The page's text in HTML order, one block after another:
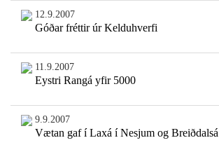
12.9.2007
Góðar fréttir úr Kelduhverfi
11.9.2007
Eystri Rangá yfir 5000
9.9.2007
Vætan gaf í Laxá í Nesjum og Breiðdalsá